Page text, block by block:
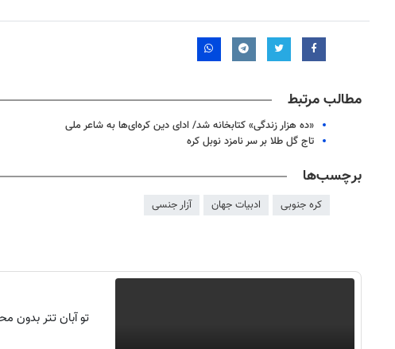
مطالب مرتبط
«ده هزار زندگی» کتابخانه شد/ ادای دین کره‌ای‌ها به شاعر ملی
تاج گل طلا بر سر نامزد نوبل كره
برچسب‌ها
کره جنوبی ادبیات جهان آزار جنسی
تو آبان تتر بدون
روزنامه‌های ورزشی پنج‌شنبه ۱۵ مرداد ۱۴۰۵ روزنامه‌های